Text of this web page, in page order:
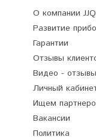
О компании JJQ
Развитие
Гарантии
Отзывы
Видео - отзывы
Личный
Ищем
Вакансии
Политика